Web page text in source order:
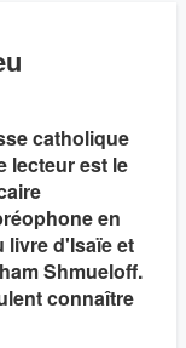
catholique
lecteur est le
en
livre d'Isaïe et
Shmueloff.
connaître